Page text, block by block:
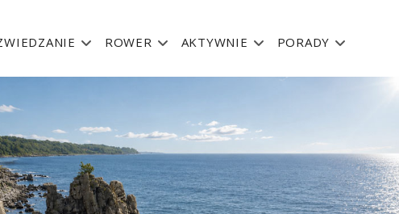
ROWER AKTYWNIE PORADY